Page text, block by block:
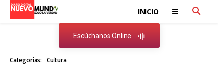
INICIO
Escúchanos Online
Categorias: Cultura